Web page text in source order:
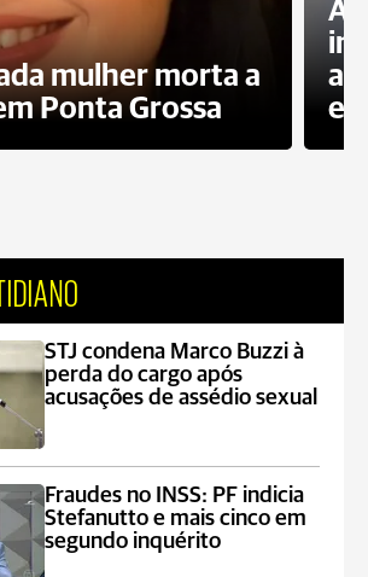
mulher morta a
Ponta Grossa
STJ condena Marco Buzzi à
perda do cargo após
acusações de assédio sexual
Fraudes no INSS: PF indicia
Stefanutto e mais cinco em
segundo inquérito